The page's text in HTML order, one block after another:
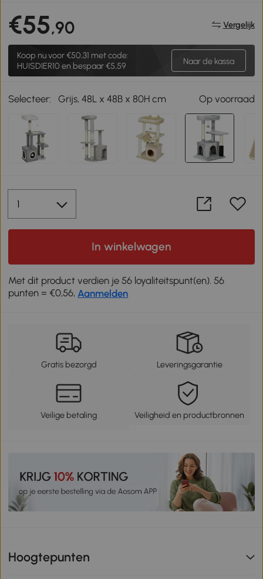
€55,90 Vergelijk
Koop nu voor €50,31 met code:
HUISDIER10 en bespaar €5,59
Naar de kassa
Selecteer: Grijs, 48L x 48B x 80H cm Op voorraad
In winkelwagen
Met dit product verdien je 56 loyaliteitspunt(en). 56
punten = €0,56, Aanmelden
Gratis bezorgd Leveringsgarantie
Veilige betaling Veiligheid en productbronnen
Hoogtepunten